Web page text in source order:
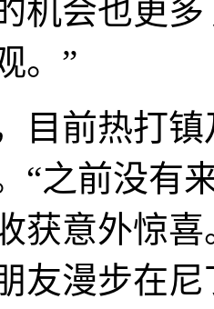
机会也更
。”
前热打镇
“之前没有
获意外惊
友漫步在